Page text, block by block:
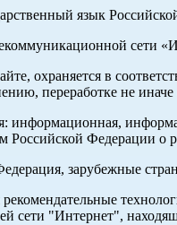
язык
сети
охраняется в
переработке не
Российской Федерации о
зарубежные
сети "Интернет",